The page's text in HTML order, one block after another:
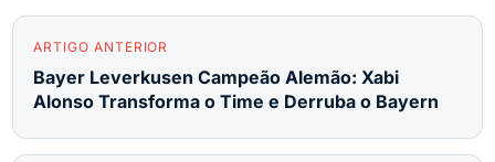
ARTIGO ANTERIOR
Bayer Leverkusen Campeão Alemão: Xabi
Alonso Transforma o Time e Derruba o Bayern